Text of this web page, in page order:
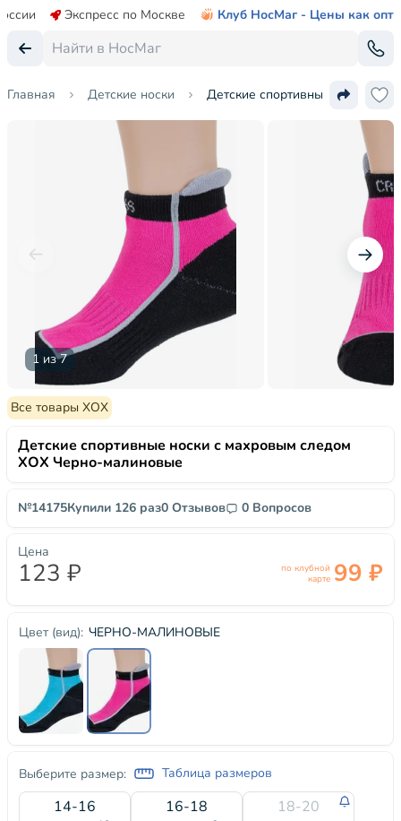
Экспресс по Москве Клуб НосМаг - Цены как опт
Главная Детские носки Детские спортивные носки с
1 из 7
Все товары ХОХ
Детские спортивные носки с махровым следом
ХОХ Черно-малиновые
№14175Купили 126 раз0 Отзывов 0 Вопросов
Цвет (вид): ЧЕРНО-МАЛИНОВЫЕ
Выберите размер: Таблица размеров
14-16 16-18 18-20
Цена
123 ₽
по клубной
карте 99 ₽